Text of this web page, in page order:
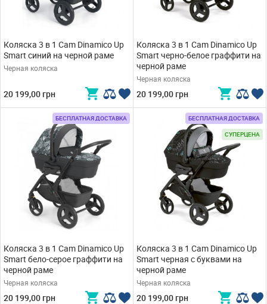
Коляска 3 в 1 Cam Dinamico Up
Smart синий на черной раме
Черная коляска
20 199,00 грн
Коляска 3 в 1 Cam Dinamico Up
Smart черно-белое граффити на
черной раме
Черная коляска
20 199,00 грн
БЕСПЛАТНАЯ ДОСТАВКА
Коляска 3 в 1 Cam Dinamico Up
Smart бело-серое граффити на
черной раме
Черная коляска
20 199,00 грн
БЕСПЛАТНАЯ ДОСТАВКА
СУПЕРЦЕНА
Коляска 3 в 1 Cam Dinamico Up
Smart черная с буквами на
черной раме
Черная коляска
20 199,00 грн